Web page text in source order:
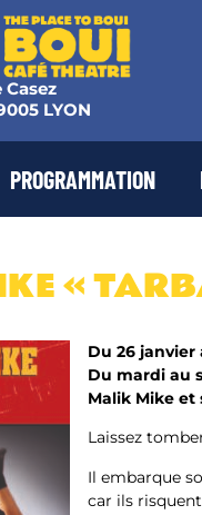
LYON
PROGRAMMATION
«
Du 26 janvier
Du mardi au
Malik Mike
Laissez
Il embarque
car ils